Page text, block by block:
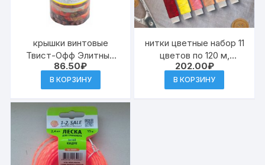
крышки винтовые
Твист-Офф Элитные
D=66мм, 20шт (20)
86.50₽
В КОРЗИНУ
нитки цветные набор 11
цветов по 120 м,
армированные, 45 ЛЛ,
ОСТРОВ СОКРОВИЩ
202.00₽
В КОРЗИНУ